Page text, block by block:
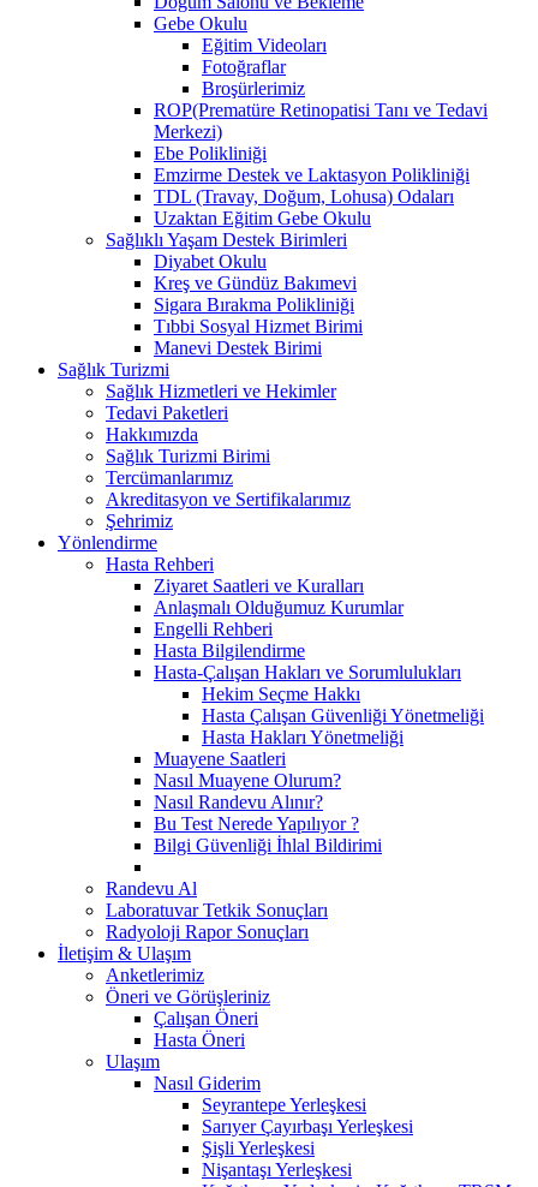
Gebe Okulu
Eğitim Videoları
Fotoğraflar
Broşürlerimiz
ROP(Prematüre Retinopatisi Tanı ve Tedavi
Merkezi)
Ebe Polikliniği
Emzirme Destek ve Laktasyon Polikliniği
TDL (Travay, Doğum, Lohusa) Odaları
Uzaktan Eğitim Gebe Okulu
Sağlıklı Yaşam Destek Birimleri
Diyabet Okulu
Kreş ve Gündüz Bakımevi
Sigara Bırakma Polikliniği
Tıbbi Sosyal Hizmet Birimi
Manevi Destek Birimi
Sağlık Turizmi
Sağlık Hizmetleri ve Hekimler
Tedavi Paketleri
Hakkımızda
Sağlık Turizmi Birimi
Tercümanlarımız
Akreditasyon ve Sertifikalarımız
Şehrimiz
Yönlendirme
Hasta Rehberi
Ziyaret Saatleri ve Kuralları
Anlaşmalı Olduğumuz Kurumlar
Engelli Rehberi
Hasta Bilgilendirme
Hasta-Çalışan Hakları ve Sorumlulukları
Hekim Seçme Hakkı
Hasta Çalışan Güvenliği Yönetmeliği
Hasta Hakları Yönetmeliği
Muayene Saatleri
Nasıl Muayene Olurum?
Nasıl Randevu Alınır?
Bu Test Nerede Yapılıyor ?
Bilgi Güvenliği İhlal Bildirimi
Randevu Al
Laboratuvar Tetkik Sonuçları
Radyoloji Rapor Sonuçları
İletişim & Ulaşım
Anketlerimiz
Öneri ve Görüşleriniz
Çalışan Öneri
Hasta Öneri
Ulaşım
Nasıl Giderim
Seyrantepe Yerleşkesi
Sarıyer Çayırbaşı Yerleşkesi
Şişli Yerleşkesi
Nişantaşı Yerleşkesi